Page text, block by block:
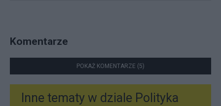
Komentarze
POKAŻ KOMENTARZE (5)
Inne tematy w dziale Polityka